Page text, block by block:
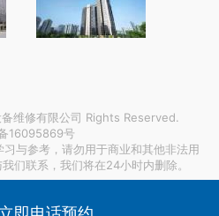
维修有限公司 Rights Reserved.
16095869号
与参考，请勿用于商业和其他非法用
们联系，我们将在24小时内删除。